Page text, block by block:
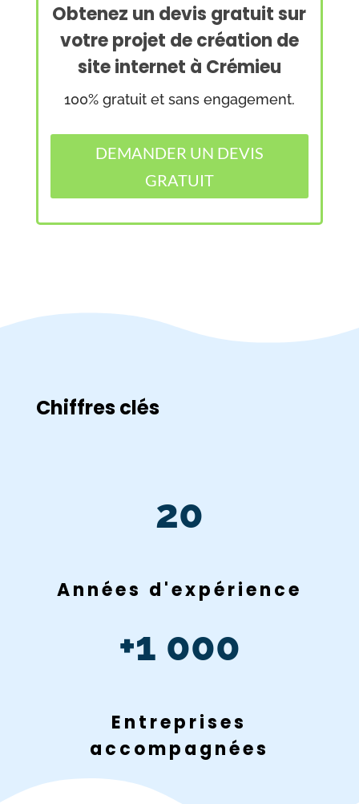
Obtenez un devis gratuit sur
votre projet de création de
site internet à Crémieu
100% gratuit et sans engagement.
DEMANDER UN DEVIS
GRATUIT
Chiffres clés
20
Années d'expérience
+1 000
Entreprises
accompagnées